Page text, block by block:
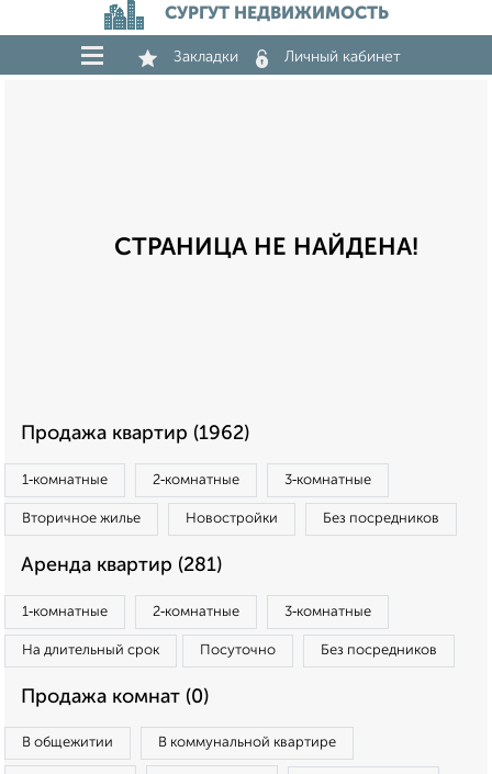
СУРГУТ НЕДВИЖИМОСТЬ
Закладки Личный кабинет
СТРАНИЦА НЕ НАЙДЕНА!
Продажа квартир (1962)
1‑комнатные 2‑комнатные 3‑комнатные
Вторичное жилье Новостройки Без посредников
Аренда квартир (281)
1‑комнатные 2‑комнатные 3‑комнатные
На длительный срок Посуточно Без посредников
Продажа комнат (0)
В общежитии В коммунальной квартире